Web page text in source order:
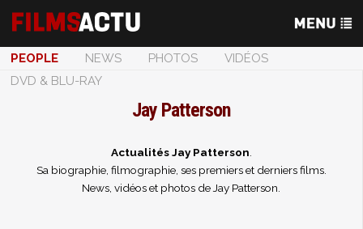
PEOPLE NEWS PHOTOS
VIDÉOS
DVD & BLU-RAY
Jay Patterson
Actualités Jay Patterson
Sa biographie, filmographie, ses premiers et derniers films.
News, vidéos et photos de Jay Patterson.